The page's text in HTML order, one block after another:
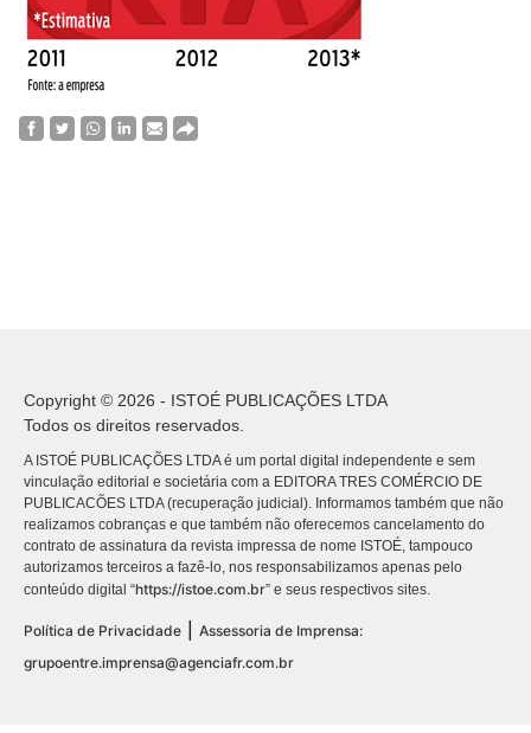
Copyright © 2026 - ISTOÉ PUBLICAÇÕES LTDA
Todos os direitos reservados.
A ISTOÉ PUBLICAÇÕES LTDA é um portal digital independente e sem
vinculação editorial e societária com a EDITORA TRES COMÉRCIO DE
PUBLICACÕES LTDA (recuperação judicial). Informamos também que não
realizamos cobranças e que também não oferecemos cancelamento do
contrato de assinatura da revista impressa de nome ISTOÉ, tampouco
autorizamos terceiros a fazê-lo, nos responsabilizamos apenas pelo
conteúdo digital “https://istoe.com.br” e seus respectivos sites.
Política de Privacidade | Assessoria de Imprensa:
grupoentre.imprensa@agenciafr.com.br